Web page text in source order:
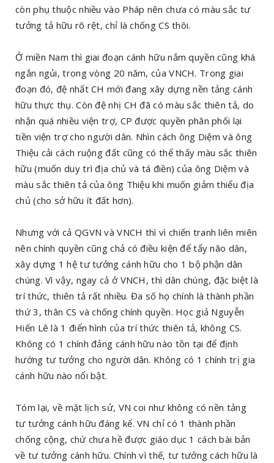
còn phụ thuộc nhiều vào Pháp nên chưa có màu sắc tư
tưởng tả hữu rõ rệt, chỉ là chống CS thôi.
Ở miền Nam thì giai đoạn cánh hữu nắm quyền cũng khá
ngắn ngủi, trong vòng 20 năm, của VNCH. Trong giai
đoạn đó, đệ nhất CH mới đang xây dựng nền tảng cánh
hữu thực thụ. Còn đệ nhị CH đã có màu sắc thiên tả, do
nhận quá nhiều viện trợ, CP được quyền phân phối lại
tiền viện trợ cho người dân. Nhìn cách ông Diệm và ông
Thiệu cải cách ruộng đất cũng có thể thấy màu sắc thiên
hữu (muốn duy trì địa chủ và tá điền) của ông Diệm và
màu sắc thiên tả của ông Thiệu khi muốn giảm thiểu địa
chủ (cho sở hữu ít đất hơn).
Nhưng với cả QGVN và VNCH thì vì chiến tranh liên miên
nên chính quyền cũng chả có điều kiện để tẩy não dân,
xây dựng 1 hệ tư tưởng cánh hữu cho 1 bộ phận dân
chúng. Vì vậy, ngay cả ở VNCH, thì dân chúng, đặc biệt là
trí thức, thiên tả rất nhiều. Đa số họ chính là thành phần
thứ 3, thân CS và chống chính quyền. Học giả Nguyễn
Hiến Lê là 1 điển hình của trí thức thiên tả, không CS.
Không có 1 chính đảng cánh hữu nào tồn tại để định
hướng tư tưởng cho người dân. Không có 1 chính trị gia
cánh hữu nào nổi bật.
Tóm lại, về mặt lịch sử, VN coi như không có nền tảng
tư tưởng cánh hữu đáng kể. VN chỉ có 1 thành phần
chống cộng, chứ chưa hề được giáo dục 1 cách bài bản
về tư tưởng cánh hữu. Chính vì thế, tư tưởng cách hữu là